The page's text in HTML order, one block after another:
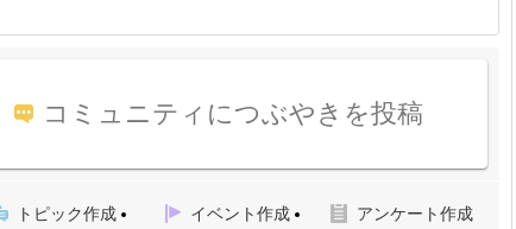
コミュニティにつぶやきを投稿
トピック作成 イベント作成 アンケート作成